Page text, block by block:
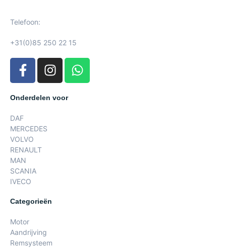
Telefoon:
+31(0)85 250 22 15
Onderdelen voor
DAF
MERCEDES
VOLVO
RENAULT
MAN
SCANIA
IVECO
Categorieën
Motor
Aandrijving
Remsysteem